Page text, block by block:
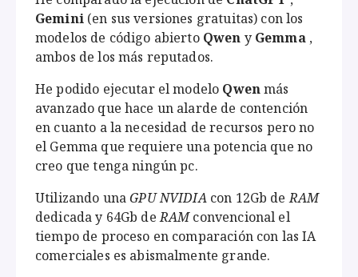
Gemini (en sus versiones gratuitas) con los
modelos de código abierto Qwen y Gemma ,
ambos de los más reputados.
He podido ejecutar el modelo Qwenmás
avanzado que hace un alarde de contención
en cuanto a la necesidad de recursos pero no
el Gemma que requiere una potencia que no
creo que tenga ningún pc.
Utilizando unaGPU NVIDIA con 12Gb deRAM
dedicada y 64Gb deRAMconvencional el
tiempo de proceso en comparación con las IA
comerciales es abismalmente grande.